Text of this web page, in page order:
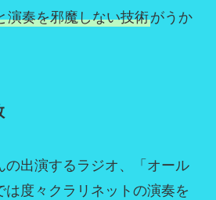
演奏を邪魔しない技術がうか
の出演するラジオ、「オール
は度々クラリネットの演奏を